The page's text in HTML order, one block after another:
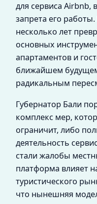
для сервиса Airbnb,
запрета его
несколько лет
основных
апартаментов и
ближайшем
радикальным
Губернатор Бали
комплекс мер,
ограничит, либо
деятельность
стали жалобы
платформа влияет
туристического
что нынешняя